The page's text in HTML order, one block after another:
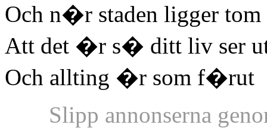
Och n�r staden ligger tom
Att det �r s� ditt liv ser
Och allting �r som f�rut
Slipp annonserna